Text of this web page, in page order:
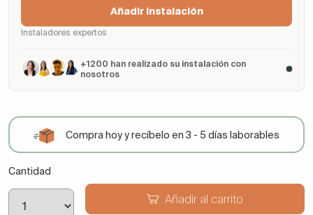
Añadir Instalación
Instaladores expertos
+1200 han realizado su instalación con
nosotros
Compra hoy y recíbelo en 3 - 5 días laborables
Cantidad
Añadir al carrito